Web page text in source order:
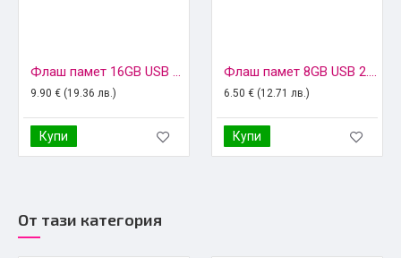
Флаш памет 16GB USB 2.0, GoodRam
9.90 € (19.36 лв.)
Купи
Флаш памет 8GB USB 2.0, Imro
6.50 € (12.71 лв.)
Купи
От тази категория